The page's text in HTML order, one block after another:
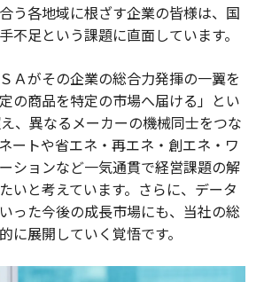
う各地域に根ざす企業の皆様は、国
不足という課題に直面しています。
Ａがその企業の総合力発揮の一翼を
の商品を特定の市場へ届ける」とい
、異なるメーカーの機械同士をつな
ートや省エネ・再エネ・創エネ・ワ
ションなど一気通貫で経営課題の解
いと考えています。さらに、データ
った今後の成長市場にも、当社の総
に展開していく覚悟です。